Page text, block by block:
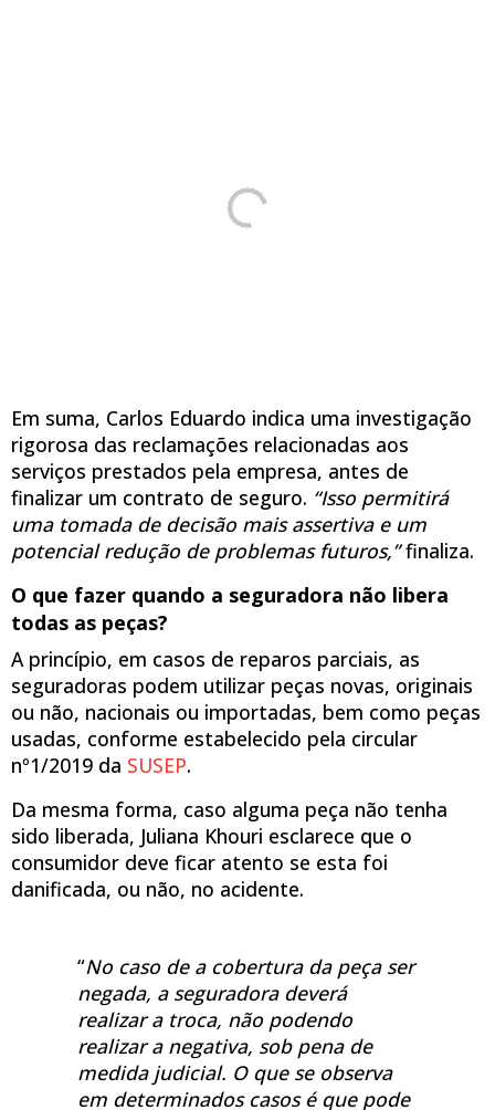
Em suma, Carlos Eduardo indica uma investigação
rigorosa das reclamações relacionadas aos
serviços prestados pela empresa, antes de
finalizar um contrato de seguro. “Isso permitirá
uma tomada de decisão mais assertiva e um
potencial redução de problemas futuros,”finaliza.
O que fazer quando a seguradora não libera
todas as peças?
A princípio, em casos de reparos parciais, as
seguradoras podem utilizar peças novas, originais
ou não, nacionais ou importadas, bem como peças
usadas, conforme estabelecido pela circular
nº1/2019 da SUSEP.
Da mesma forma, caso alguma peça não tenha
sido liberada, Juliana Khouri esclarece que o
consumidor deve ficar atento se esta foi
danificada, ou não, no acidente.
“No caso de a cobertura da peça ser
negada, a seguradora deverá
realizar a troca, não podendo
realizar a negativa, sob pena de
medida judicial. O que se observa
em determinados casos é que pode